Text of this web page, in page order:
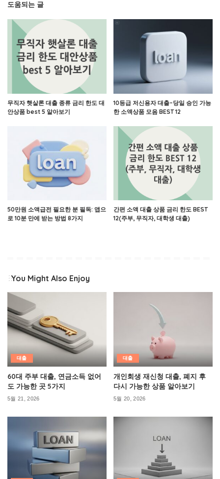
도움되는 글
무직자 햇살론 대출 종류 금리 한도 대
안상품 best 5 알아보기
10등급 저신용자 대출–당일 승인 가능
한 소액상품 모음 BEST 12
50만원 소액급전 필요한 분 필독: 앱으
로 10분 만에 받는 방법 8가지
간편 소액 대출 상품 금리 한도 BEST
12(주부, 무직자, 대학생 대출)
You Might Also Enjoy
대출
60대 주부 대출, 연금소득 없어
도 가능한 곳 5가지
5월 21, 2026
대출
개인회생 재신청 대출, 폐지 후
다시 가능한 상품 알아보기
5월 20, 2026